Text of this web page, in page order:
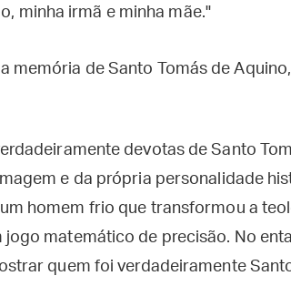
minha irmã e minha mãe."
memória de Santo Tomás de
devotas de Santo
e da própria personalidade
homem frio que transformou a
matemático de precisão. No
quem foi verdadeiramente